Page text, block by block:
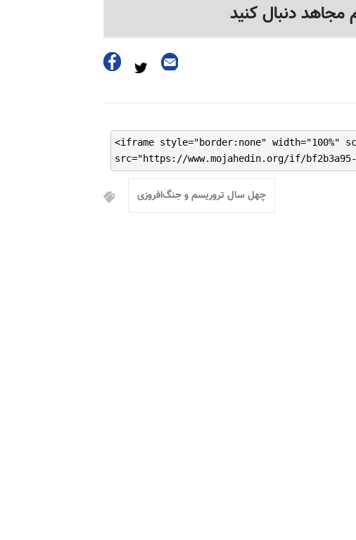
مجاهد دنبال کنید
<iframe style="border:none" width="100%"
src="https://www.mojahedin.org/if/
چهل سال تروریسم و جنگ‌افروزی